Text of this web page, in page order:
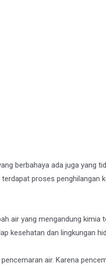
berbahaya ada juga yang
proses penghilangan
air yang mengandung kimia
kesehatan dan lingkungan
air. Karena